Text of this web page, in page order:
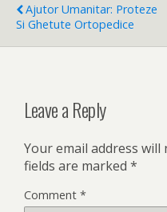
Ajutor Umanitar: Proteze
Si Ghetute Ortopedice
Leave a Reply
Your email address will
fields are marked *
Comment *